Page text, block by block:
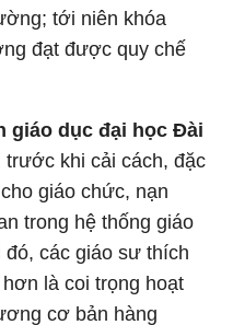
tới niên khóa
đạt được quy chế
giáo dục đại học Đài
khi cải cách, đặc
giáo chức, nạn
trong hệ thống giáo
các giáo sư thích
là coi trọng hoạt
cơ bản hàng